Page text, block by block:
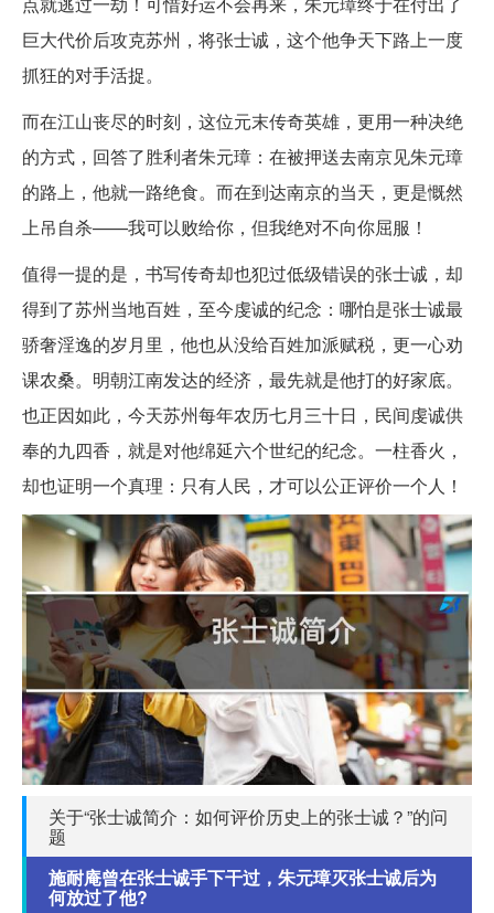
巨大代价后攻克苏州，将张士诚，这个他争天下路上一度
抓狂的对手活捉。
而在江山丧尽的时刻，这位元末传奇英雄，更用一种决绝
的方式，回答了胜利者朱元璋：在被押送去南京见朱元璋
的路上，他就一路绝食。而在到达南京的当天，更是慨然
上吊自杀——我可以败给你，但我绝对不向你屈服！
值得一提的是，书写传奇却也犯过低级错误的张士诚，却
得到了苏州当地百姓，至今虔诚的纪念：哪怕是张士诚最
骄奢淫逸的岁月里，他也从没给百姓加派赋税，更一心劝
课农桑。明朝江南发达的经济，最先就是他打的好家底。
也正因如此，今天苏州每年农历七月三十日，民间虔诚供
奉的九四香，就是对他绵延六个世纪的纪念。一柱香火，
却也证明一个真理：只有人民，才可以公正评价一个人！
关于“张士诚简介：如何评价历史上的张士诚？”的问
题
施耐庵曾在张士诚手下干过，朱元璋灭张士诚后为
何放过了他?